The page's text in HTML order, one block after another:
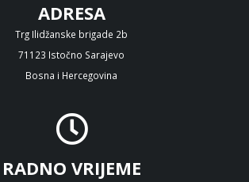
ADRESA
Trg Ilidžanske brigade 2b
71123 Istočno Sarajevo
Bosna i Hercegovina
RADNO VRIJEME